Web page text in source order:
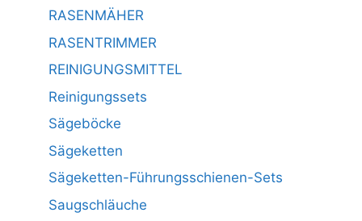
RASENMÄHER
RASENTRIMMER
REINIGUNGSMITTEL
Reinigungssets
Sägeböcke
Sägeketten
Sägeketten-Führungsschienen-Sets
Saugschläuche